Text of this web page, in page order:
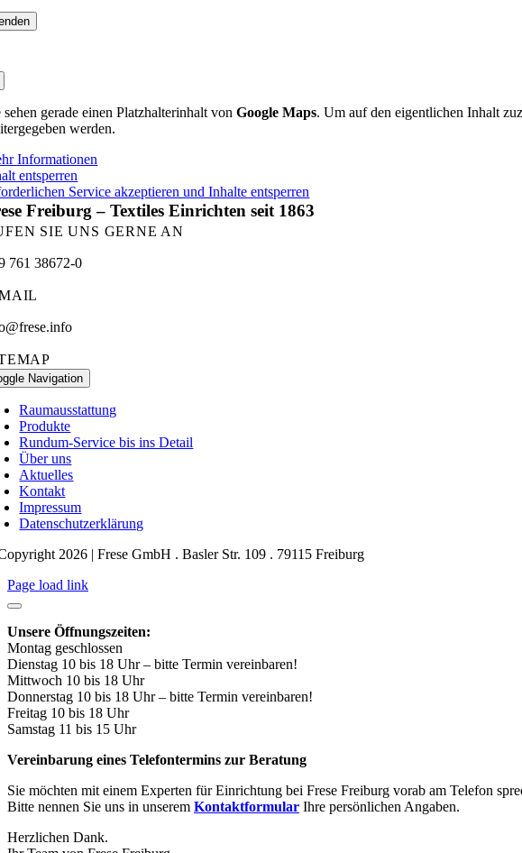
sehen gerade einen Platzhalterinhalt vonGoogle Maps. Um auf den eigentlichen Inhalt
werden.
Informationen
entsperren
Service akzeptieren und Inhalte entsperren
Freiburg – Textiles Einrichten seit 1863
SIE UNS GERNE AN
761 38672-0
Navigation
Raumausstattung
Produkte
Rundum-Service bis ins Detail
Über uns
Aktuelles
Kontakt
Impressum
Datenschutzerklärung
2026 | Frese GmbH . Basler Str. 109 . 79115 Freiburg
Page load link
Unsere Öffnungszeiten:
Montag geschlossen
Dienstag 10 bis 18 Uhr – bitte Termin vereinbaren!
Mittwoch 10 bis 18 Uhr
Donnerstag 10 bis 18 Uhr – bitte Termin vereinbaren!
Freitag 10 bis 18 Uhr
Samstag 11 bis 15 Uhr
Vereinbarung eines Telefontermins zur Beratung
Sie möchten mit einem Experten für Einrichtung bei Frese Freiburg vorab am Telefon
Bitte nennen Sie uns in unserem Kontaktformular Ihre persönlichen Angaben.
Herzlichen Dank.